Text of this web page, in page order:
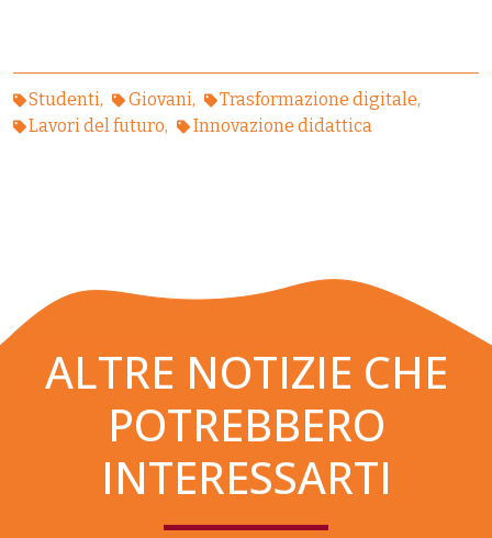
Studenti Giovani
Trasformazione digitale
Lavori del futuro
Innovazione didattica
ALTRE NOTIZIE CHE
POTREBBERO
INTERESSARTI